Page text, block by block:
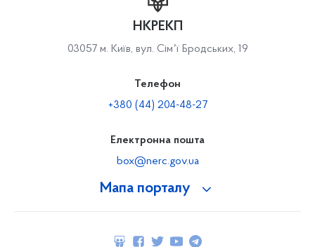
Мапа порталу
НКРЕКП
03057 м. Київ, вул. Сімʼї Бродських, 19
Телефон
+380 (44) 204-48-27
Електронна пошта
box@nerc.gov.ua